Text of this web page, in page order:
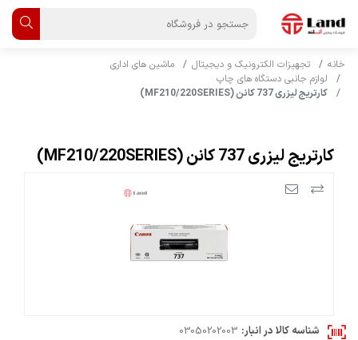
خانه تجهیزات الکترونیک و دیجیتال
ماشین های اداری
لوازم جانبی دستگاه های چاپ
کارتریج لیزری 737 کانن (MF210/220SERIES)
کارتریج لیزری 737 کانن (MF210/220SERIES)
شناسه کالا در انبار: 03050202003